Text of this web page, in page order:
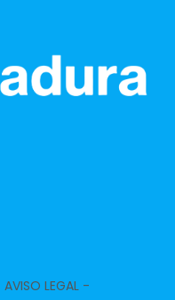
AVISO LEGAL -